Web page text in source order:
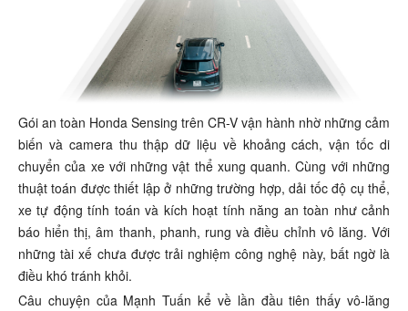
Gói an toàn Honda Sensing trên CR-V vận hành nhờ những cảm
biến và camera thu thập dữ liệu về khoảng cách, vận tốc di
chuyển của xe với những vật thể xung quanh. Cùng với những
thuật toán được thiết lập ở những trường hợp, dải tốc độ cụ thể,
xe tự động tính toán và kích hoạt tính năng an toàn như cảnh
báo hiển thị, âm thanh, phanh, rung và điều chỉnh vô lăng. Với
những tài xế chưa được trải nghiệm công nghệ này, bất ngờ là
điều khó tránh khỏi.
Câu chuyện của Mạnh Tuấn kể về lần đầu tiên thấy vô-lăng